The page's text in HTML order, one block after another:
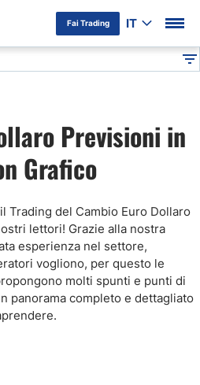
Fai Trading IT
Previsioni in
Grafico
Trading del Cambio Euro Dollaro
lettori! Grazie alla nostra
esperienza nel settore,
vogliono, per questo le
molti spunti e punti di
panorama completo e dettagliato
.